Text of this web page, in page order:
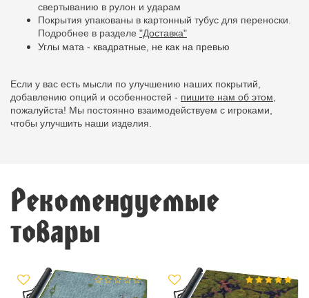
свертыванию в рулон и ударам
Покрытия упакованы в картонный тубус для переноски.
Подробнее в разделе "Доставка"
Углы мата - квадратные, не как на превью
Если у вас есть мысли по улучшению наших покрытий,
добавлению опций и особенностей - пишите нам об этом,
пожалуйста! Мы постоянно взаимодействуем с игроками,
чтобы улучшить наши изделия.
Рекомендуемые
товары